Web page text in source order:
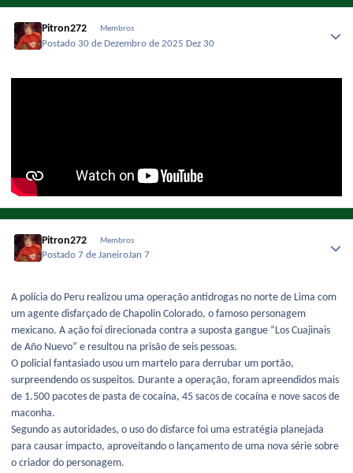
Pitron272 Membros
Postado 30 de Dezembro de 2025 Dez 30
Pitron272 Membros
Postado 7 de JaneiroJan 7
A polícia do Peru realizou uma operação antidrogas no norte de Lima com
um agente disfarçado de Chapolin Colorado, o famoso personagem
mexicano. A ação foi direcionada contra a suposta gangue “Los Cuajinais
de Año Nuevo” e resultou na prisão de seis pessoas.
O policial fantasiado usou um martelo para derrubar um portão,
surpreendendo os suspeitos. Durante a operação, foram apreendidos mais
de 1.500 pacotes de pasta de cocaína, 45 sacos de cocaína e nove sacos de
maconha.
Segundo as autoridades, o uso do disfarce foi uma estratégia planejada
para causar impacto, aproveitando o lançamento de uma nova série sobre
o criador do personagem.